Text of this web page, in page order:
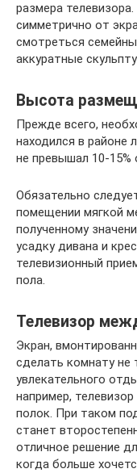
размера
симметрично от
смотреться
аккуратные
Высота
Прежде всего,
находился в районе
не превышал 10-15%
Обязательно
помещении мягкой
полученному
усадку дивана и
телевизионный
пола.
Телевизор
Экран,
сделать комнату
увлекательного
например,
полок. При таком
станет
отличное решение
когда больше